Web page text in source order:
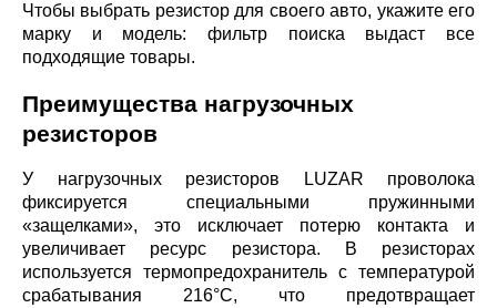
Чтобы выбрать резистор для своего авто, укажите его
марку и модель: фильтр поиска выдаст все
подходящие товары.
Преимущества нагрузочных
резисторов
У нагрузочных резисторов LUZAR проволока
фиксируется специальными пружинными
«защелками», это исключает потерю контакта и
увеличивает ресурс резистора. В резисторах
используется термопредохранитель с температурой
срабатывания 216°С, что предотвращает